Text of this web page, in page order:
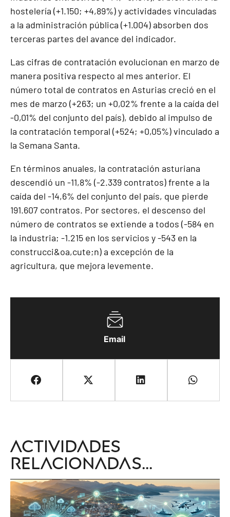
Email
hostelería (+1.150; +4,89%) y actividades vinculadas
a la administración pública (+1.004) absorben dos
terceras partes del avance del indicador.
Las cifras de contratación evolucionan en marzo de
manera positiva respecto al mes anterior. El
número total de contratos en Asturias creció en el
mes de marzo (+263; un +0,02% frente a la caída del
-0,01% del conjunto del país), debido al impulso de
la contratación temporal (+524; +0,05%) vinculado a
la Semana Santa.
En términos anuales, la contratación asturiana
descendió un -11,8% (-2.339 contratos) frente a la
caída del -14,6% del conjunto del país, que pierde
191.607 contratos. Por sectores, el descenso del
número de contratos se extiende a todos (-584 en
la industria; -1.215 en los servicios y -543 en la
construcci&oa,cute;n) a excepción de la
agricultura, que mejora levemente.
Actividades
relacionadas...